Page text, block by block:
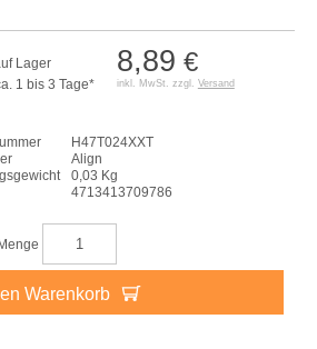
8,89 €
inkl. MwSt. zzgl. Versand
Lager
1 bis 3 Tage*
H47T024XXT
Align
0,03 Kg
4713413709786
Menge
Warenkorb